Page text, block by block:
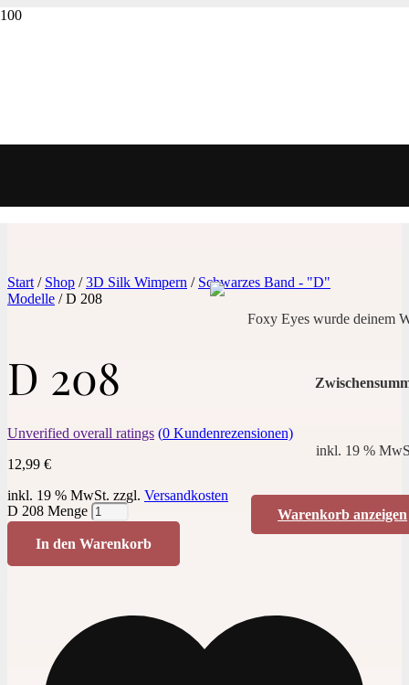
Foxy Eyeswurde deinem
inkl. 19 %
Warenkorb anzeigen
Start / Shop /3D Silk Wimpern / Schwarzes Band - "D"
Modelle / D 208
D 208
Unverified overall ratings (0 Kundenrezensionen)
12,99 €
inkl. 19 % MwSt. zzgl. Versandkosten
D 208 Menge
In den Warenkorb